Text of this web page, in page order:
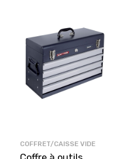
COFFRET/CAISSE VIDE